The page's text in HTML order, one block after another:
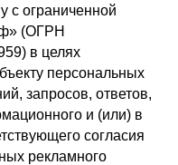
с ограниченной
(ОГРН
в целях
персональных
запросов, ответов,
и (или) в
согласия
рекламного